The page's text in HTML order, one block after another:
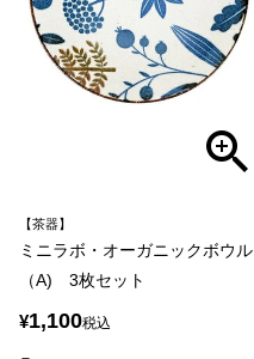
【茶器】
ミニラボ・オーガニックボウル
（A) 3枚セット
¥1,100税込